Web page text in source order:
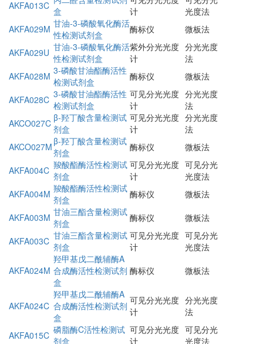
AKFA013C 盒
计
光度法
AKFA029M 甘油-3-磷酸氧化酶活
性检测试剂盒
酶标仪
微板法
AKFA029U 甘油-3-磷酸氧化酶活
性检测试剂盒
紫外分光光度
计
分光光度
法
AKFA028M 3-磷酸甘油酯酶活性
检测试剂盒
酶标仪
微板法
AKFA028C 3-磷酸甘油酯酶活性
检测试剂盒
可见分光光度
计
分光光度
法
AKCO027C β-羟丁酸含量检测试
剂盒
可见分光光度
计
分光光度
法
AKCO027M β-羟丁酸含量检测试
剂盒
酶标仪
微板法
AKFA004C 羧酸酯酶活性检测试
剂盒
可见分光光度
计
可见分光
光度法
AKFA004M 羧酸酯酶活性检测试
剂盒
酶标仪
微板法
AKFA003M 甘油三酯含量检测试
剂盒
酶标仪
微板法
AKFA003C 甘油三酯含量检测试
剂盒
可见分光光度
计
可见分光
光度法
AKFA024M
羟甲基戊二酰辅酶A
合成酶活性检测试剂
盒
酶标仪 微板法
AKFA024C
羟甲基戊二酰辅酶A
合成酶活性检测试剂
盒
可见分光光度
计
分光光度
法
AKFA015C 磷脂酶C活性检测试
剂盒
可见分光光度
计
可见分光
光度法